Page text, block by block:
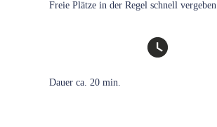
Freie Plätze in der Regel schnell vergeben
Dauer ca. 20 min.